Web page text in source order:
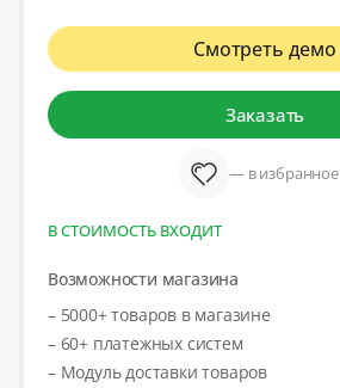
Смотреть демо
Заказать
— в избранное
В СТОИМОСТЬ ВХОДИТ
Возможности магазина
– 5000+ товаров в магазине
– 60+ платежных систем
– Модуль доставки товаров